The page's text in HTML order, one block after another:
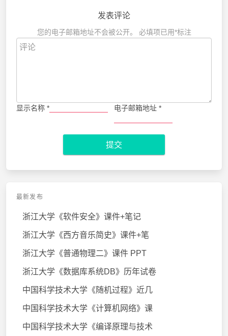
发表评论
您的电子邮箱地址不会被公开。 必填项已用*标注
显示名称 * 电子邮箱地址 *
提交
最新发布
浙江大学《软件安全》课件+笔记
浙江大学《西方音乐简史》课件+笔
浙江大学《普通物理二》课件 PPT
浙江大学《数据库系统DB》历年试卷
中国科学技术大学《随机过程》近几
中国科学技术大学《计算机网络》课
中国科学技术大学《编译原理与技术